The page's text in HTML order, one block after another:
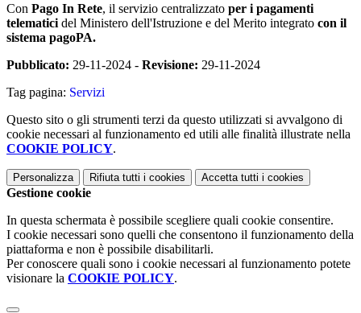
Con Pago In Rete, il servizio centralizzato per i pagamenti
telematici del Ministero dell'Istruzione e del Merito integrato con il
sistema pagoPA.
Pubblicato: 29-11-2024 - Revisione: 29-11-2024
Tag pagina: Servizi
Questo sito o gli strumenti terzi da questo utilizzati si avvalgono di
cookie necessari al funzionamento ed utili alle finalità illustrate nella
COOKIE POLICY.
Personalizza Rifiuta tutti i cookies Accetta tutti i cookies
Gestione cookie
In questa schermata è possibile scegliere quali cookie consentire.
I cookie necessari sono quelli che consentono il funzionamento della
piattaforma e non è possibile disabilitarli.
Per conoscere quali sono i cookie necessari al funzionamento potete
visionare la COOKIE POLICY.